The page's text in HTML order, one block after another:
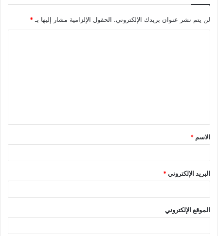
لن يتم نشر عنوان بريدك الإلكتروني. الحقول الإلزامية مشار إليها بـ*
ق
*
الاسم *
البريد الإلكتروني*
الموقع الإلكتروني